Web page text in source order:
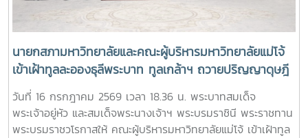
นายกสภามหาวิทยาลัยและคณะผู้บริหารมหาวิทยาลัยแม่โจ้
เข้าเฝ้าทูลละอองธุลีพระบาท ทูลเกล้าฯ ถวายปริญญาดุษฎี
บัณฑิตกิตติมศักดิ์ ครุยวิทยฐานะ และผลิตภัณฑ์มงคลที่เป็น
ตัวแทนแห่งความสำเร็จของมหาวิทยาลัยร่วมกับชุมชน แด่
พระบาทสมเด็จพระเจ้าอยู่หัว และสมเด็จพระนางเจ้าฯ
วันที่ 16 กรกฎาคม 2569 เวลา 18.36 น. พระบาทสมเด็จ
พระเจ้าอยู่หัว และสมเด็จพระนางเจ้าฯ พระบรมราชินี พระราชทาน
พระบรมราชวโรกาสให้ คณะผู้บริหารมหาวิทยาลัยแม่โจ้ เข้าเฝ้าทูล